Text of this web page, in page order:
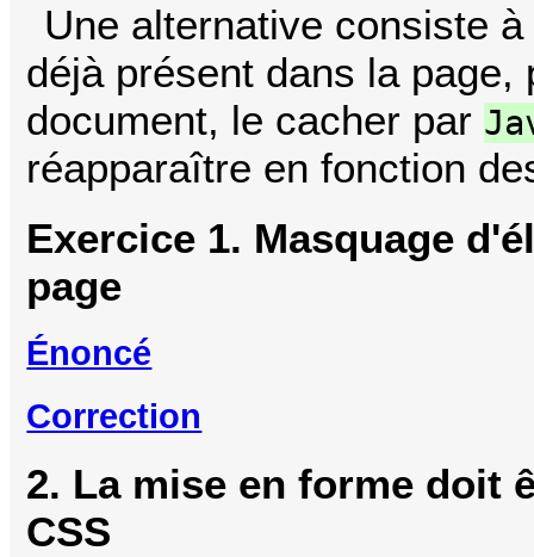
Une alternative consiste
déjà présent dans la
document, le cacher par
réapparaître en fonction
Exercice 1. Masquage
page
Énoncé
Correction
2. La mise en forme doit
CSS